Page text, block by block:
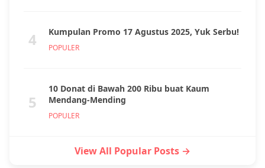
4 Kumpulan Promo 17 Agustus 2025, Yuk Serbu!
POPULER
5
10 Donat di Bawah 200 Ribu buat Kaum
Mendang-Mending
POPULER
View All Popular Posts →